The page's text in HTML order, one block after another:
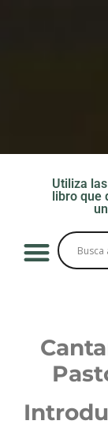
Utiliza
libro que